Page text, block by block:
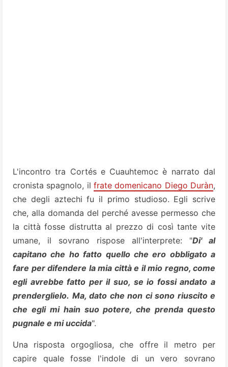
L'incontro tra Cortés e Cuauhtemoc è narrato dal
cronista spagnolo, il frate domenicano Diego Duràn,
che degli aztechi fu il primo studioso. Egli scrive
che, alla domanda del perché avesse permesso che
la città fosse distrutta al prezzo di così tante vite
umane, il sovrano rispose all'interprete: "Di' al
capitano che ho fatto quello che ero obbligato a
fare per difendere la mia città e il mio regno, come
egli avrebbe fatto per il suo, se io fossi andato a
prenderglielo. Ma, dato che non ci sono riuscito e
che egli mi hain suo potere, che prenda questo
pugnale e mi uccida".
Una risposta orgogliosa, che offre il metro per
capire quale fosse l'indole di un vero sovrano